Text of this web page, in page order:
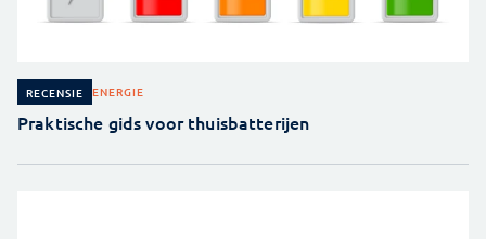
RECENSIE ENERGIE
Praktische gids voor thuisbatterijen